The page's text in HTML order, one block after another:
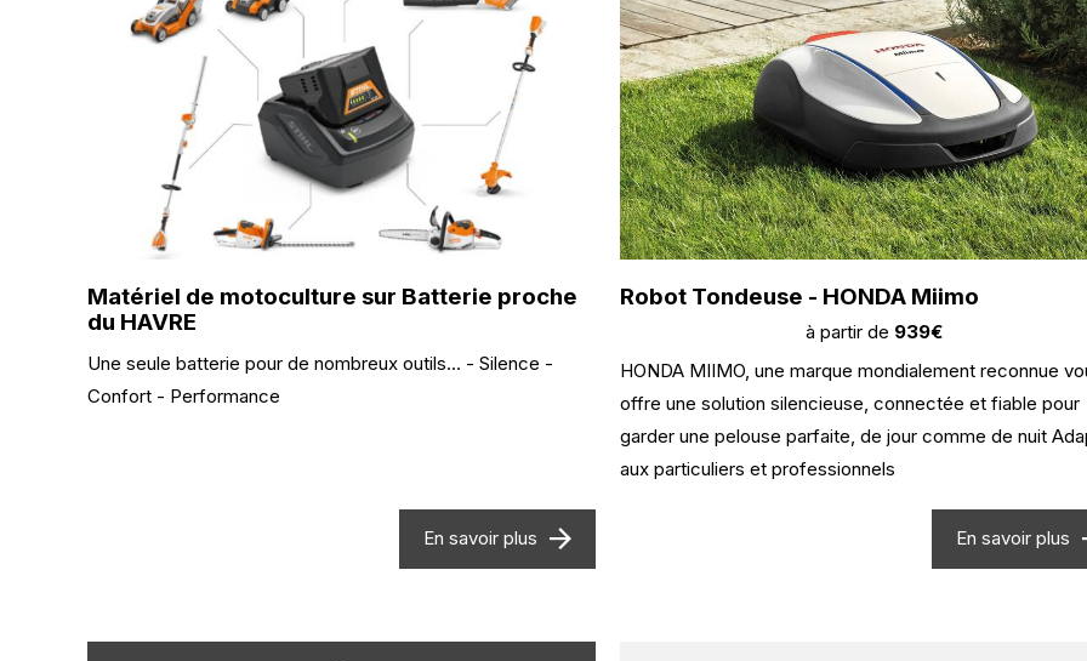
Matériel de motoculture sur Batterie proche
du HAVRE
Une seule batterie pour de nombreux outils... - Silence -
Confort - Performance
En savoir plus
Robot Tondeuse - HONDA Miimo
à partir de 939€
HONDA MIIMO, une marque mondialement reconnue
offre une solution silencieuse, connectée et fiable pour
garder une pelouse parfaite, de jour comme de nuit
aux particuliers et professionnels
En savoir plus